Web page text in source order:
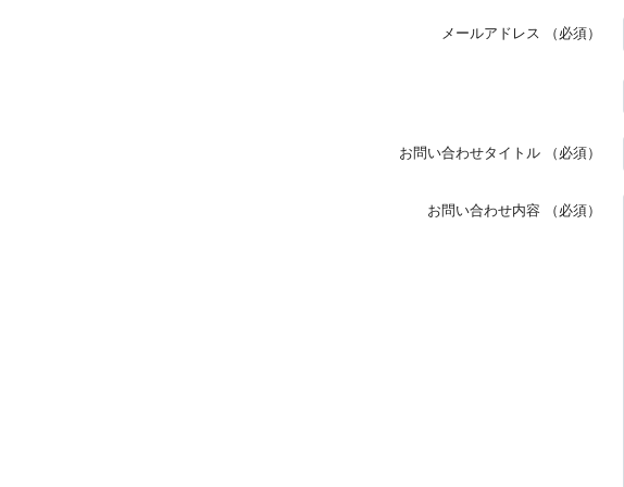
メールアドレス （必須）
お問い合わせタイトル （必須）
お問い合わせ内容 （必須）